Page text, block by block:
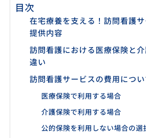
目次
在宅療養を支える！訪問看護
提供内容
訪問看護における医療保険と
違い
訪問看護サービスの費用につ
医療保険で利用する場合
介護保険で利用する場合
公的保険を利用しない場合の選